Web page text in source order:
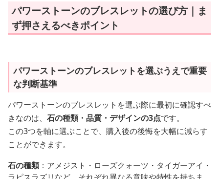
パワーストーンのブレスレットの選び方｜ま
ず押さえるべきポイント
パワーストーンのブレスレットを選ぶうえで重要
な判断基準
パワーストーンのブレスレットを選ぶ際に最初に確認すべ
きなのは、 石の種類・品質・デザインの3点です。
この3つを軸に選ぶことで、購入後の後悔を大幅に減らす
ことができます。
石の種類：アメジスト・ローズクォーツ・タイガーアイ・